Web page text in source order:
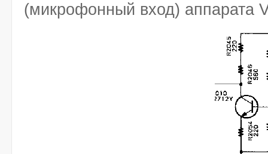
(микрофонный вход) аппарата